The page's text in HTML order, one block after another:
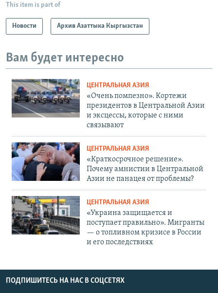
This item is part of
Новости Архив Азаттыка Кыргызстан
Вам будет интересно
ЦЕНТРАЛЬНАЯ АЗИЯ
«Очень помпезно». Кортежи
президентов в Центральной Азии
и эксцессы, которые с ними
связывают
ЦЕНТРАЛЬНАЯ АЗИЯ
«Краткосрочное решение».
Почему амнистии в Центральной
Азии не панацея от проблемы?
ЦЕНТРАЛЬНАЯ АЗИЯ
«Украина защищается и
поступает правильно». Мигранты
— о топливном кризисе в России
и его последствиях
ПОДПИШИТЕСЬ НА НАС В СОЦСЕТЯХ